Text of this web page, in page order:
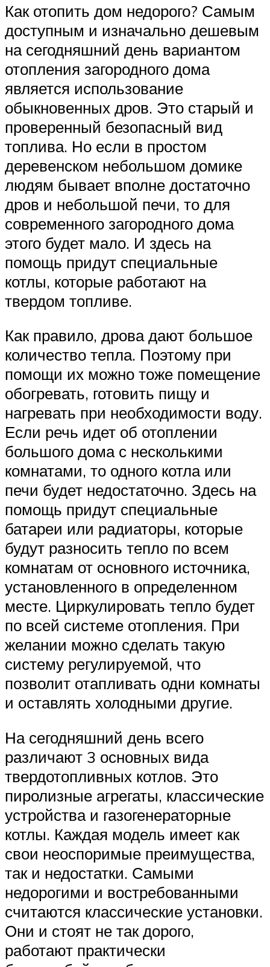
Как отопить дом недорого? Самым
доступным и изначально дешевым
на сегодняшний день вариантом
отопления загородного дома
является использование
обыкновенных дров. Это старый и
проверенный безопасный вид
топлива. Но если в простом
деревенском небольшом домике
людям бывает вполне достаточно
дров и небольшой печи, то для
современного загородного дома
этого будет мало. И здесь на
помощь придут специальные
котлы, которые работают на
твердом топливе.
Как правило, дрова дают большое
количество тепла. Поэтому при
помощи их можно тоже помещение
обогревать, готовить пищу и
нагревать при необходимости воду.
Если речь идет об отоплении
большого дома с несколькими
комнатами, то одного котла или
печи будет недостаточно. Здесь на
помощь придут специальные
батареи или радиаторы, которые
будут разносить тепло по всем
комнатам от основного источника,
установленного в определенном
месте. Циркулировать тепло будет
по всей системе отопления. При
желании можно сделать такую
систему регулируемой, что
позволит отапливать одни комнаты
и оставлять холодными другие.
На сегодняшний день всего
различают 3 основных вида
твердотопливных котлов. Это
пиролизные агрегаты, классические
устройства и газогенераторные
котлы. Каждая модель имеет как
свои неоспоримые преимущества,
так и недостатки. Самыми
недорогими и востребованными
считаются классические установки.
Они и стоят не так дорого,
работают практически